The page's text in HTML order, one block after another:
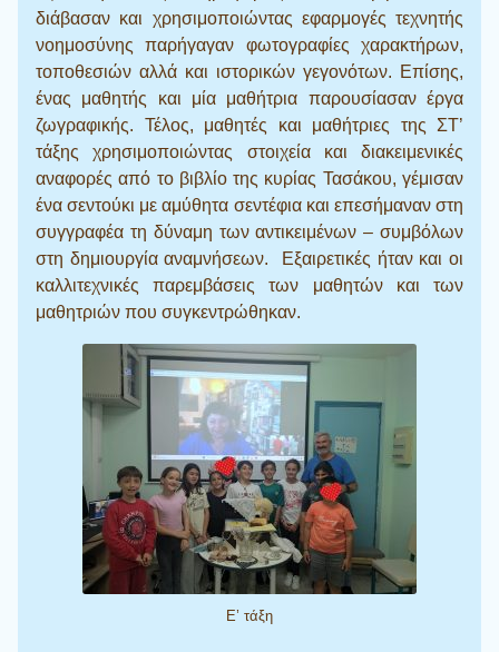
διάβασαν και χρησιμοποιώντας εφαρμογές τεχνητής
νοημοσύνης παρήγαγαν φωτογραφίες χαρακτήρων,
τοποθεσιών αλλά και ιστορικών γεγονότων. Επίσης,
ένας μαθητής και μία μαθήτρια παρουσίασαν έργα
ζωγραφικής. Τέλος, μαθητές και μαθήτριες της ΣΤ’
τάξης χρησιμοποιώντας στοιχεία και διακειμενικές
αναφορές από το βιβλίο της κυρίας Τασάκου, γέμισαν
ένα σεντούκι με αμύθητα σεντέφια και επεσήμαναν στη
συγγραφέα τη δύναμη των αντικειμένων – συμβόλων
στη δημιουργία αναμνήσεων. Εξαιρετικές ήταν και οι
καλλιτεχνικές παρεμβάσεις των μαθητών και των
μαθητριών που συγκεντρώθηκαν.
Ε’ τάξη